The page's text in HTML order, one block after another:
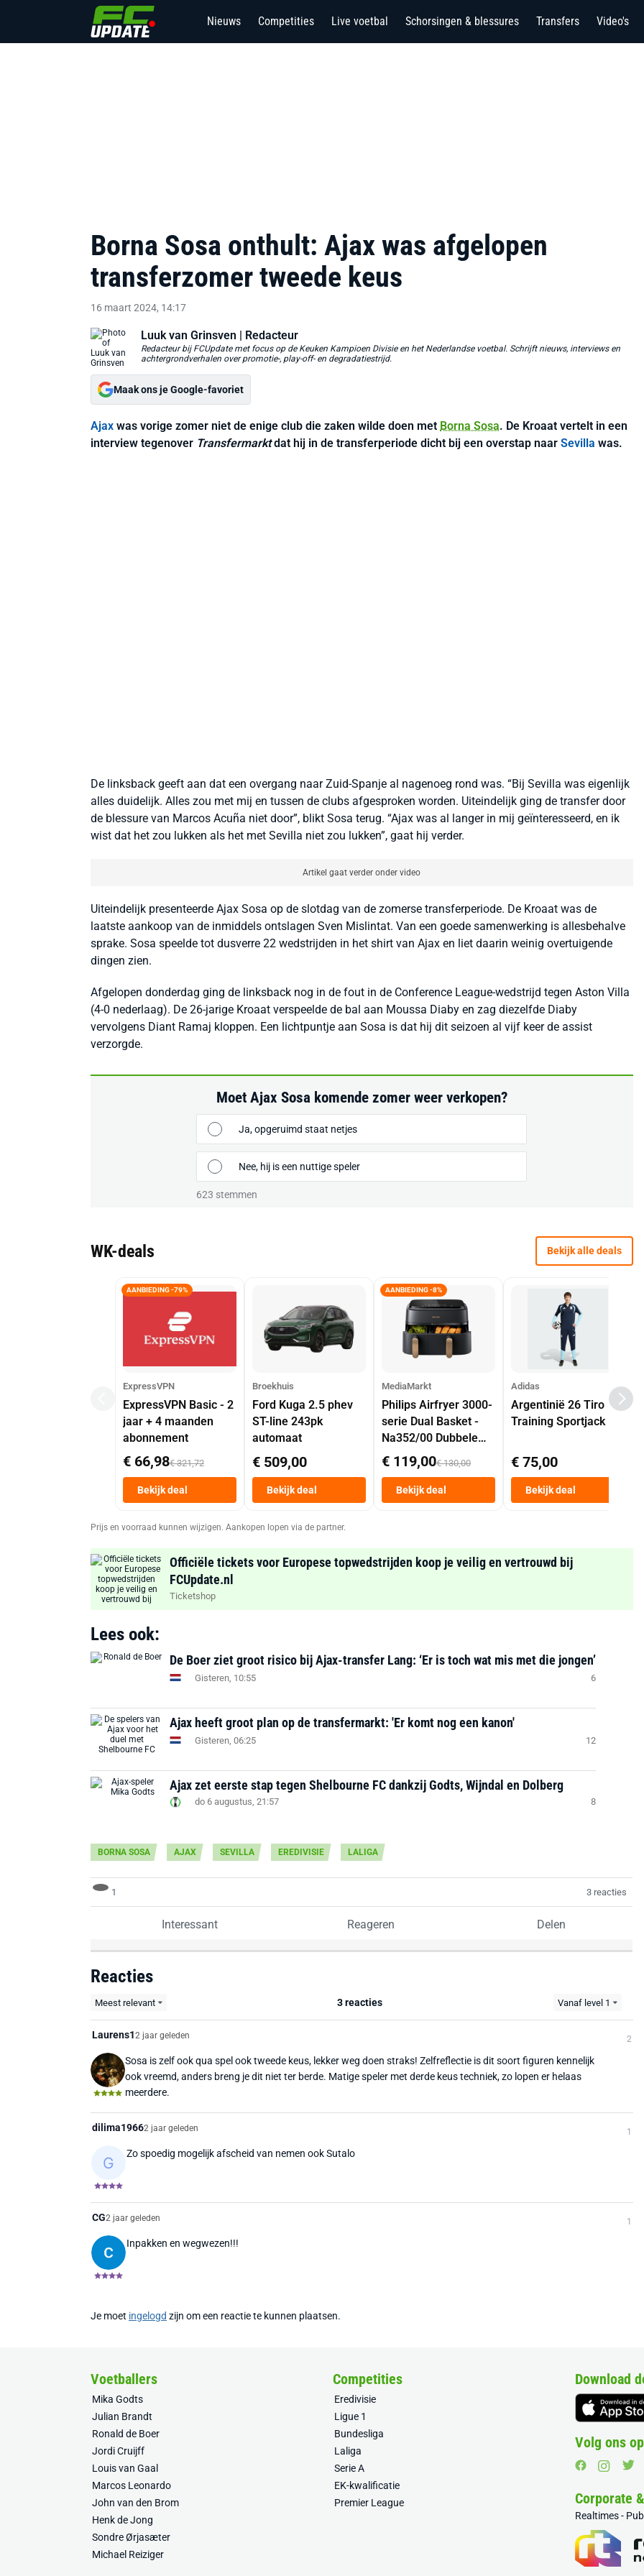
Nieuws Competities Live voetbal Schorsingen & blessures Transfers Video's
Borna Sosa onthult: Ajax was afgelopen
transferzomer tweede keus
16 maart 2024, 14:17
Luuk van Grinsven | Redacteur
Redacteur bij FCUpdate met focus op de Keuken Kampioen Divisie en het Nederlandse voetbal. Schrijft nieuws, interviews en
achtergrondverhalen over promotie-, play-off- en degradatiestrijd.
Maak ons je Google-favoriet
Ajax was vorige zomer niet de enige club die zaken wilde doen met Borna Sosa. De Kroaat vertelt in een
interview tegenover Transfermarktdat hij in de transferperiode dicht bij een overstap naar Sevilla was.
De linksback geeft aan dat een overgang naar Zuid-Spanje al nagenoeg rond was. “Bij Sevilla was eigenlijk
alles duidelijk. Alles zou met mij en tussen de clubs afgesproken worden. Uiteindelijk ging de transfer door
de blessure van Marcos Acuña niet door”, blikt Sosa terug. “Ajax was al langer in mij geïnteresseerd, en ik
wist dat het zou lukken als het met Sevilla niet zou lukken”, gaat hij verder.
Artikel gaat verder onder video
Uiteindelijk presenteerde Ajax Sosa op de slotdag van de zomerse transferperiode. De Kroaat was de
laatste aankoop van de inmiddels ontslagen Sven Mislintat. Van een goede samenwerking is allesbehalve
sprake. Sosa speelde tot dusverre 22 wedstrijden in het shirt van Ajax en liet daarin weinig overtuigende
dingen zien.
Afgelopen donderdag ging de linksback nog in de fout in de Conference League-wedstrijd tegen Aston Villa
(4-0 nederlaag). De 26-jarige Kroaat verspeelde de bal aan Moussa Diaby en zag diezelfde Diaby
vervolgens Diant Ramaj kloppen. Een lichtpuntje aan Sosa is dat hij dit seizoen al vijf keer de assist
verzorgde.
Moet Ajax Sosa komende zomer weer verkopen?
Ja, opgeruimd staat netjes
Nee, hij is een nuttige speler
623 stemmen
WK-deals Bekijk alle deals
AANBIEDING -79%
ExpressVPN
ExpressVPN Basic - 2
jaar + 4 maanden
abonnement
€ 66,98€ 321,72
Bekijk deal
Broekhuis
Ford Kuga 2.5 phev
ST-line 243pk
automaat
€ 509,00
Bekijk deal
AANBIEDING -8%
MediaMarkt
Philips Airfryer 3000-
serie Dual Basket -
Na352/00 Dubbele
Mand 9 L Tot 6
Personen
Heteluchtfriteuse
Zwart
€ 119,00€ 130,00
Bekijk deal
Adidas
Argentinië 26 Tiro
Training Sportjack
€ 75,00
Bekijk deal
Prijs en voorraad kunnen wijzigen. Aankopen lopen via de partner.
Officiële tickets voor Europese topwedstrijden koop je veilig en vertrouwd bij
FCUpdate.nl
Ticketshop
Lees ook:
De Boer ziet groot risico bij Ajax-transfer Lang: ‘Er is toch wat mis met die jongen’
Gisteren, 10:55 6
Ajax heeft groot plan op de transfermarkt: 'Er komt nog een kanon'
Gisteren, 06:25 12
Ajax zet eerste stap tegen Shelbourne FC dankzij Godts, Wijndal en Dolberg
do 6 augustus, 21:57 8
BORNA SOSA AJAX SEVILLA EREDIVISIE LALIGA
1 3 reacties
Interessant Reageren Delen
Reacties
Meest relevant 3 reacties Vanaf level 1
Laurens12 jaar geleden 2
Sosa is zelf ook qua spel ook tweede keus, lekker weg doen straks! Zelfreflectie is dit soort figuren kennelijk
ook vreemd, anders breng je dit niet ter berde. Matige speler met derde keus techniek, zo lopen er helaas
meerdere.
dilima19662 jaar geleden 1
Zo spoedig mogelijk afscheid van nemen ook Sutalo
CG2 jaar geleden 1
Inpakken en wegwezen!!!
Je moet ingelogd zijn om een reactie te kunnen plaatsen.
Voetballers
Mika Godts
Julian Brandt
Ronald de Boer
Jordi Cruijff
Louis van Gaal
Marcos Leonardo
John van den Brom
Henk de Jong
Sondre Ørjasæter
Michael Reiziger
Competities
Eredivisie
Ligue 1
Bundesliga
Laliga
Serie A
EK-kwalificatie
Premier League
Download
Volg ons
Corporate
Realtimes -